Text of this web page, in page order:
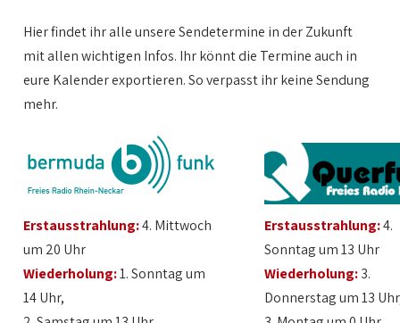
Hier findet ihr alle unsere Sendetermine in der Zukunft
mit allen wichtigen Infos. Ihr könnt die Termine auch in
eure Kalender exportieren. So verpasst ihr keine Sendung
mehr.
Erstausstrahlung:4. Mittwoch
um 20 Uhr
Wiederholung:1. Sonntag um
14 Uhr,
Erstausstrahlung:4.
Sonntag um 13 Uhr
Wiederholung:3.
Donnerstag um 13
1:00
2:00
3:00